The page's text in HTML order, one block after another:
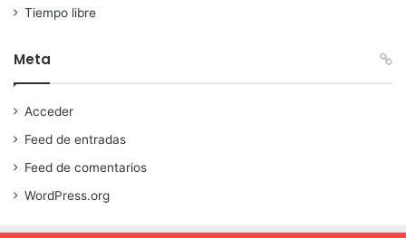
Tiempo libre
Meta
Acceder
Feed de entradas
Feed de comentarios
WordPress.org